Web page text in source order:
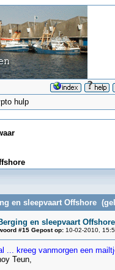
hulp
en sleepvaart Offshore
en sleepvaart Offshore
#15 Gepost op:10-02-2010,
... kreeg vanmorgen een
Teun,